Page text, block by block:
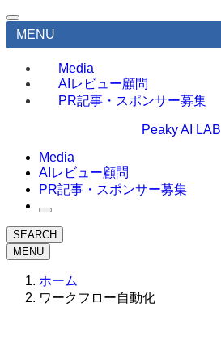
MENU
Media
AIレビュー顧問
PR記事・スポンサー募集
Peaky AI LAB
Media
AIレビュー顧問
PR記事・スポンサー募集
SEARCH
MENU
ホーム
ワークフロー自動化